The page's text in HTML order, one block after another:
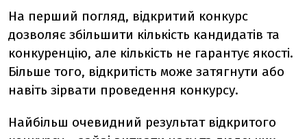
На перший погляд, відкритий конкурс
дозволяє збільшити кількість кандидатів та
конкуренцію, але кількість не гарантує якості.
Більше того, відкритість може затягнути або
навіть зірвати проведення конкурсу.
Найбільш очевидний результат відкритого